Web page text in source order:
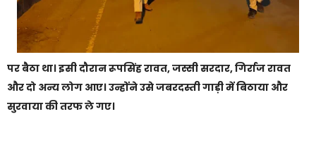
पर बैठा था। इसी दौरान रूपसिंह रावत, जस्सी सरदार, गिर्राज रावत
और दो अन्य लोग आए। उन्होंने उसे जबरदस्ती गाड़ी में बिठाया और
सुरवाया की तरफ ले गए।